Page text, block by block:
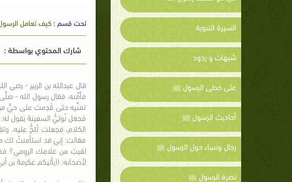
السيرة النبوية
شبهات و ردود
على خطى الرسول ﷺ
أحاديث الرسول ﷺ
رجال ونساء حول الرسول ﷺ
نصرة الرسول ﷺ
تحت قسم :كيف تعامل
شارك المحتوي بواسطة :
قال عبدالله بن الزبير -
فأمِّنه، فقال رسول الله -
تمنِّيه حتى قَدِمت على حيٍّ من
فجعل نُوتِيُّ السفينة يقول
الكلام، فجعلت تُلحُّ عليه،
فقالت: إني قد استأمنتُ لك
لقيتِ من غلامِك الرومي؟
لأصحابه: ((يأتيكم عكرمة بن